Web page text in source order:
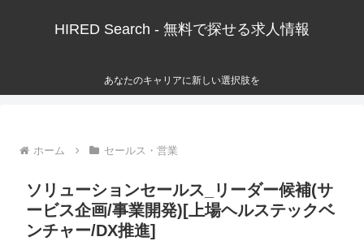
HIRED Search - 無料で探せる求人情報
あなたのキャリアに新しい選択肢を
ホーム セールス・営業
ソリューションセールス_リーダー候補(サ
ービス企画/事業開発)[上場ヘルステックベ
ンチャー/DX推進]